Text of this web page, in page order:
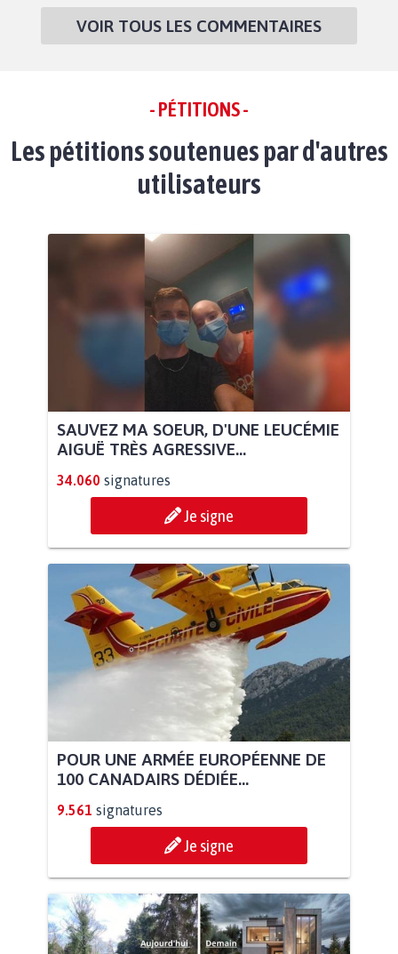
VOIR TOUS LES COMMENTAIRES
- PÉTITIONS -
Les pétitions soutenues par d'autres
utilisateurs
SAUVEZ MA SOEUR, D'UNE LEUCÉMIE
AIGUË TRÈS AGRESSIVE...
34.060 signatures
Je signe
POUR UNE ARMÉE EUROPÉENNE DE
100 CANADAIRS DÉDIÉE...
9.561 signatures
Je signe